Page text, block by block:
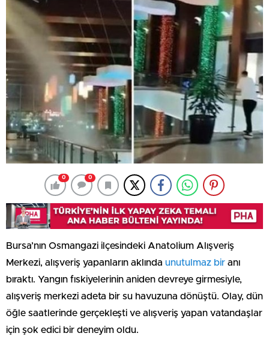
0 0
Bursa’nın Osmangazi ilçesindeki Anatolium Alışveriş
Merkezi, alışveriş yapanların aklında unutulmaz bir anı
bıraktı. Yangın fıskiyelerinin aniden devreye girmesiyle,
alışveriş merkezi adeta bir su havuzuna dönüştü. Olay, dün
öğle saatlerinde gerçekleşti ve alışveriş yapan vatandaşlar
için şok edici bir deneyim oldu.